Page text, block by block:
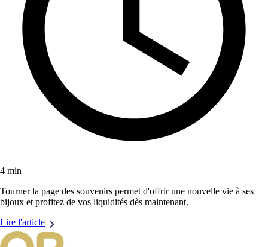
4 min
Tourner la page des souvenirs permet d'offrir une nouvelle vie à ses
bijoux et profitez de vos liquidités dès maintenant.
Lire l'article